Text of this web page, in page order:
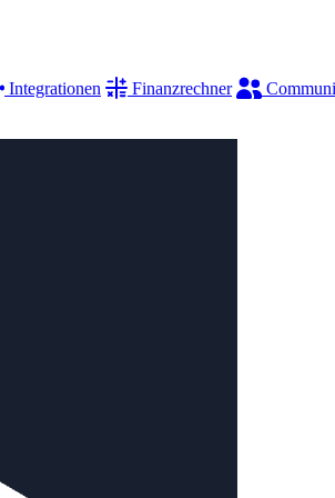
Integrationen Finanzrechner